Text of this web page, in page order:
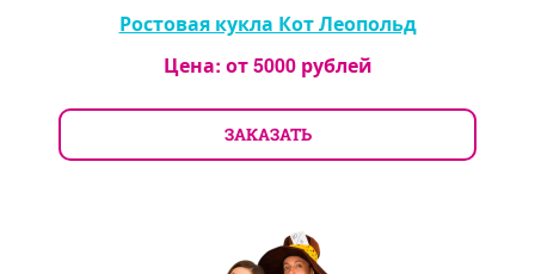
Ростовая кукла Кот Леопольд
Цена: от5000рублей
ЗАКАЗАТЬ